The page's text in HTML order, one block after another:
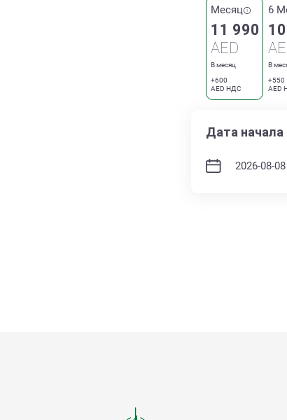
Месяц
11 990
AED
В месяц
+600
AED НДС
В
+550
AED
Дата начала